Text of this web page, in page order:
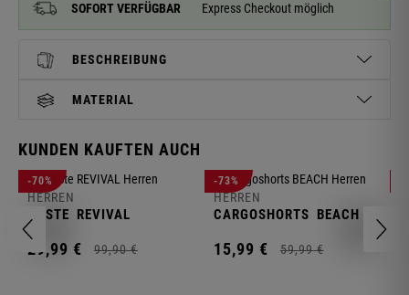
SOFORT VERFÜGBAR Express Checkout möglich
BESCHREIBUNG
MATERIAL
KUNDEN KAUFTEN AUCH
-70%
HERREN
WESTE REVIVAL
29,99 € 99,90 €
-73%
HERREN
CARGOSHORTS BEACH
15,99 € 59,99 €